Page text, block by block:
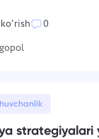
0
strategiyalari